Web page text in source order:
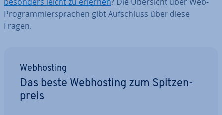
Pro­gram­mier­spra­chen gibt Auf­schluss über diese
Fragen.
Web­hos­ting
Das beste Web­hos­ting zum Spit­zen­
preis